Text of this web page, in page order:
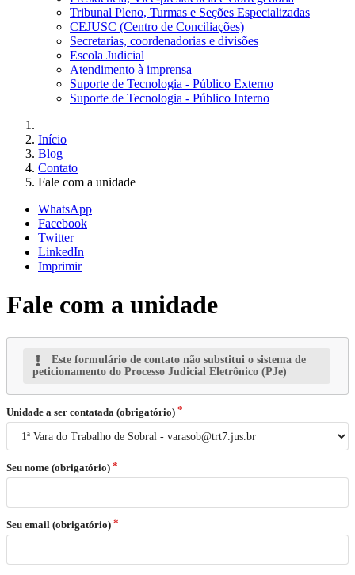
Tribunal Pleno, Turmas e Seções Especializadas
CEJUSC (Centro de Conciliações)
Secretarias, coordenadorias e divisões
Escola Judicial
Atendimento à imprensa
Suporte de Tecnologia - Público Externo
Suporte de Tecnologia - Público Interno
Início
Blog
Contato
Fale com a unidade
WhatsApp
Facebook
Twitter
LinkedIn
Imprimir
Fale com a unidade
Este formulário de contato não substitui o sistema de
peticionamento do Processo Judicial Eletrônico (PJe)
Unidade a ser contatada (obrigatório)
Seu nome (obrigatório)
Seu email (obrigatório)